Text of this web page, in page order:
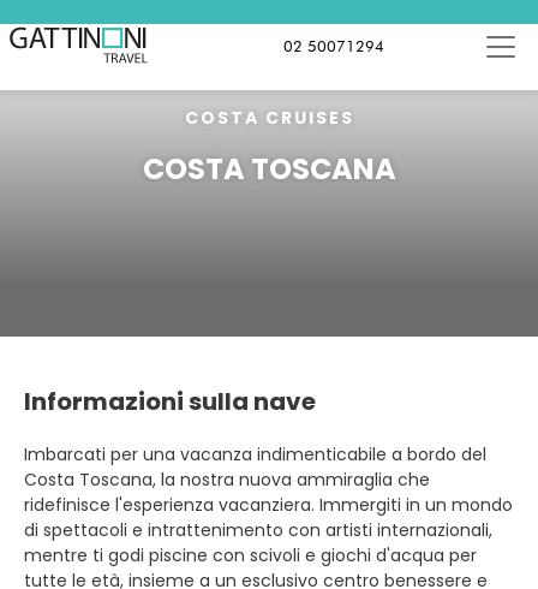
02 50071294
COSTA CRUISES
COSTA TOSCANA
Informazioni sulla nave
Imbarcati per una vacanza indimenticabile a bordo del
Costa Toscana, la nostra nuova ammiraglia che
ridefinisce l'esperienza vacanziera. Immergiti in un mondo
di spettacoli e intrattenimento con artisti internazionali,
mentre ti godi piscine con scivoli e giochi d'acqua per
tutte le età, insieme a un esclusivo centro benessere e